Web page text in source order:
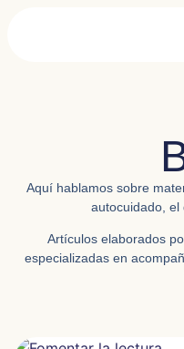
Aquí hablamos sobre
autocuidado, el
Artículos elaborados
especializadas en